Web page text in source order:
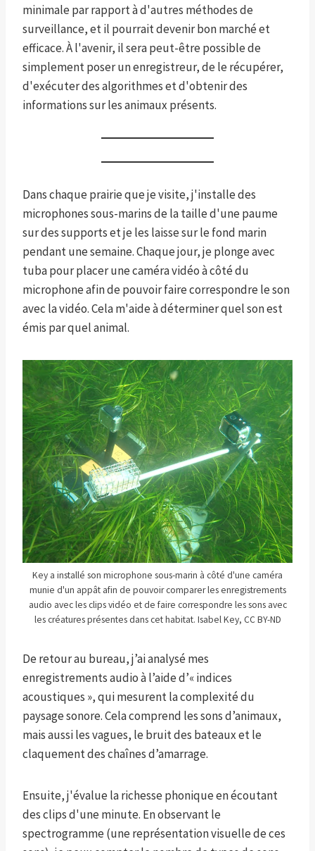
minimale par rapport à d'autres méthodes de
surveillance, et il pourrait devenir bon marché et
efficace. À l'avenir, il sera peut-être possible de
simplement poser un enregistreur, de le récupérer,
d'exécuter des algorithmes et d'obtenir des
informations sur les animaux présents.
Dans chaque prairie que je visite, j'installe des
microphones sous-marins de la taille d'une paume
sur des supports et je les laisse sur le fond marin
pendant une semaine. Chaque jour, je plonge avec
tuba pour placer une caméra vidéo à côté du
microphone afin de pouvoir faire correspondre le son
avec la vidéo. Cela m'aide à déterminer quel son est
émis par quel animal.
Key a installé son microphone sous-marin à côté d'une caméra
munie d'un appât afin de pouvoir comparer les enregistrements
audio avec les clips vidéo et de faire correspondre les sons avec
les créatures présentes dans cet habitat. Isabel Key, CC BY-ND
De retour au bureau, j’ai analysé mes
enregistrements audio à l’aide d’« indices
acoustiques », qui mesurent la complexité du
paysage sonore. Cela comprend les sons d’animaux,
mais aussi les vagues, le bruit des bateaux et le
claquement des chaînes d’amarrage.
Ensuite, j'évalue la richesse phonique en écoutant
des clips d'une minute. En observant le
spectrogramme (une représentation visuelle de ces